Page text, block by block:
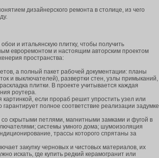
дизайнерского ремонта в столице, из чего
и итальянскую плитку, чтобы получить
евроремонтом и настоящим авторским проектом
пространства:
а полный пакет рабочей документации: планы
и выключателей), развертки стен, узлы примыканий,
плитки. В проекте учитывается каждая
роутера.
если прораб решит упростить узел или
полное соответствие реализации задумке
скрытыми петлями, магнитными замками и фугой в
системы умного дома; шумоизоляция
трассы которого спрятаны за
закупку черновых и чистовых материалов, их
искать, где купить редкий керамогранит или